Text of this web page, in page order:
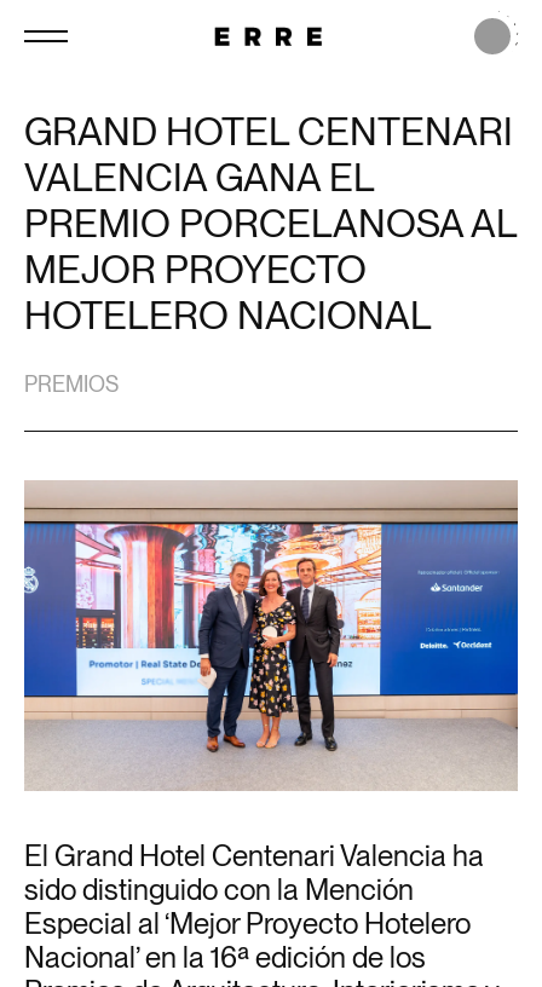
GRAND HOTEL CENTENARI
VALENCIA GANA EL
PREMIO PORCELANOSA AL
MEJOR PROYECTO
HOTELERO NACIONAL
PREMIOS
El Grand Hotel Centenari Valencia ha
sido distinguido con la Mención
Especial al ‘Mejor Proyecto Hotelero
Nacional’ en la 16ª edición de los